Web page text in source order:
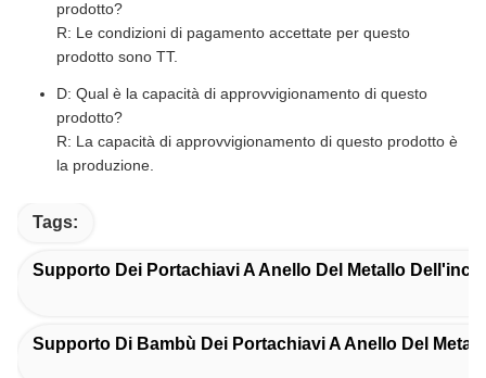
prodotto?
R: Le condizioni di pagamento accettate per questo
prodotto sono TT.
D: Qual è la capacità di approvvigionamento di questo
prodotto?
R: La capacità di approvvigionamento di questo prodotto è
la produzione.
Tags:
Supporto Dei Portachiavi A Anello Del Metallo
Supporto Di Bambù Dei Portachiavi A Anello Del